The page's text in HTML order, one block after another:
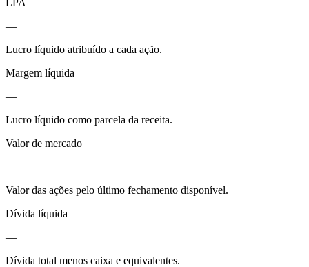
—
Lucro líquido atribuído a cada ação.
Margem líquida
—
Lucro líquido como parcela da receita.
Valor de mercado
—
Valor das ações pelo último fechamento disponível.
Dívida líquida
—
Dívida total menos caixa e equivalentes.